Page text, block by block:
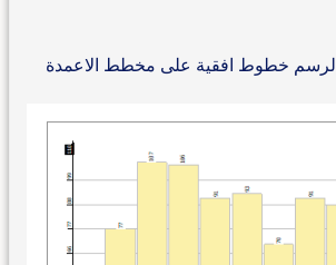
لرسم خطوط افقية على مخطط الاعمدة